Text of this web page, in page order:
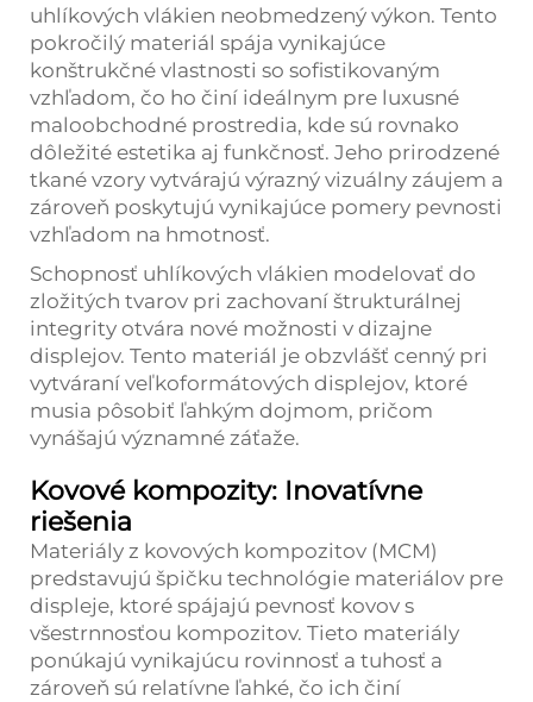
uhlíkových vlákien neobmedzený výkon. Tento
pokročilý materiál spája vynikajúce
konštrukčné vlastnosti so sofistikovaným
vzhľadom, čo ho činí ideálnym pre luxusné
maloobchodné prostredia, kde sú rovnako
dôležité estetika aj funkčnosť. Jeho prirodzené
tkané vzory vytvárajú výrazný vizuálny záujem a
zároveň poskytujú vynikajúce pomery pevnosti
vzhľadom na hmotnosť.
Schopnosť uhlíkových vlákien modelovať do
zložitých tvarov pri zachovaní štrukturálnej
integrity otvára nové možnosti v dizajne
displejov. Tento materiál je obzvlášť cenný pri
vytváraní veľkoformátových displejov, ktoré
musia pôsobiť ľahkým dojmom, pričom
vynášajú významné záťaže.
Kovové kompozity: Inovatívne
riešenia
Materiály z kovových kompozitov (MCM)
predstavujú špičku technológie materiálov pre
displeje, ktoré spájajú pevnosť kovov s
všestrnnosťou kompozitov. Tieto materiály
ponúkajú vynikajúcu rovinnosť a tuhosť a
zároveň sú relatívne ľahké, čo ich činí